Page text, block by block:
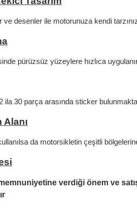
ve desenler ile motorunuza kendi
pürüzsüz yüzeylere hızlıca
ila 30 parça arasında sticker
Alanı
da motorsikletin çeşitli
verdiği önem ve